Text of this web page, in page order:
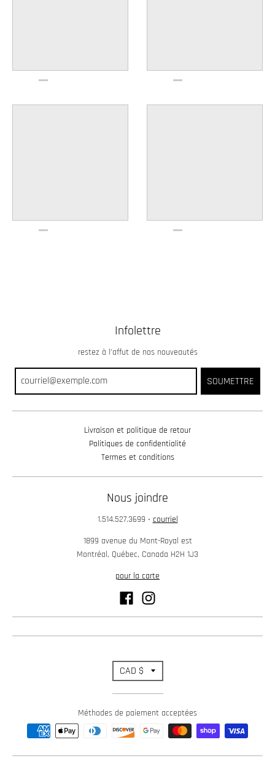
Infolettre
restez à l’affut de nos nouveautés
SOUMETTRE
Livraison et politique de retour
Politiques de confidentialité
Termes et conditions
Nous joindre
1.514.527.3699 • courriel
1899 avenue du Mont-Royal est
Montréal, Québec, Canada H2H 1J3
pour la carte
r
a
n
CAD $
Méthodes de paiement acceptées